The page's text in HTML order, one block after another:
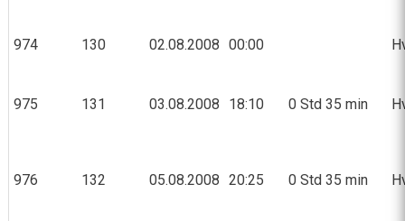
974 130 02.08.2008 00:00
975 131 03.08.2008 18:10 0 Std 35 min
976 132 05.08.2008 20:25 0 Std 35 min